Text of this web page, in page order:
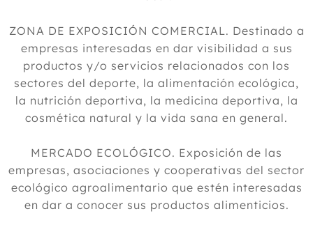
ZONA DE EXPOSICIÓN COMERCIAL. Destinado a
empresas interesadas en dar visibilidad a sus
productos y/o servicios relacionados con los
sectores del deporte, la alimentación ecológica,
la nutrición deportiva, la medicina deportiva, la
cosmética natural y la vida sana en general.
MERCADO ECOLÓGICO. Exposición de las
empresas, asociaciones y cooperativas del sector
ecológico agroalimentario que estén interesadas
en dar a conocer sus productos alimenticios.